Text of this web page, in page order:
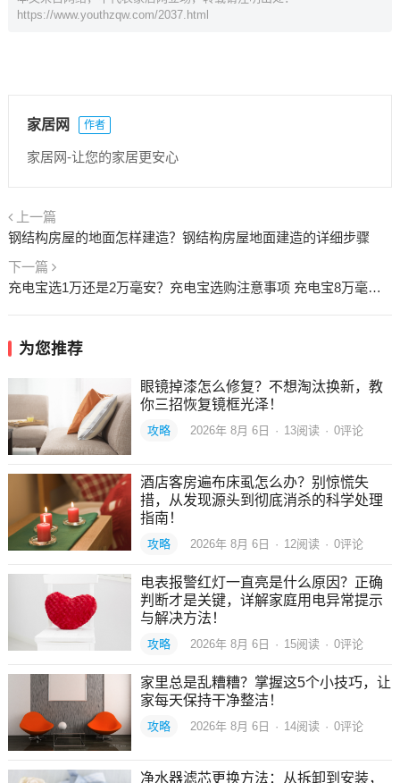
https://www.youthzqw.com/2037.html
家居网 作者
家居网-让您的家居更安心
上一篇
钢结构房屋的地面怎样建造？钢结构房屋地面建造的详细步骤
下一篇
充电宝选1万还是2万毫安？充电宝选购注意事项 充电宝8万毫安是真的吗
为您推荐
眼镜掉漆怎么修复？不想淘汰换新，教
你三招恢复镜框光泽！
攻略 2026年 8月 6日 · 13阅读 · 0评论
酒店客房遍布床虱怎么办？别惊慌失
措，从发现源头到彻底消杀的科学处理
指南！
攻略 2026年 8月 6日 · 12阅读 · 0评论
电表报警红灯一直亮是什么原因？正确
判断才是关键，详解家庭用电异常提示
与解决方法！
攻略 2026年 8月 6日 · 15阅读 · 0评论
家里总是乱糟糟？掌握这5个小技巧，让
家每天保持干净整洁！
攻略 2026年 8月 6日 · 14阅读 · 0评论
净水器滤芯更换方法：从拆卸到安装，